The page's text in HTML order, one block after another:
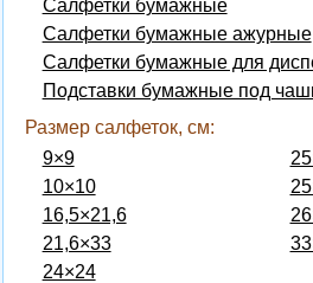
Салфетки бумажные
Салфетки бумажные ажурные
Салфетки бумажные для
Подставки бумажные под
Размер салфеток, см:
9×9
10×10
16,5×21,6
21,6×33
24×24